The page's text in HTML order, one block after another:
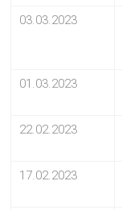
03.03.2023
01.03.2023
22.02.2023
17.02.2023